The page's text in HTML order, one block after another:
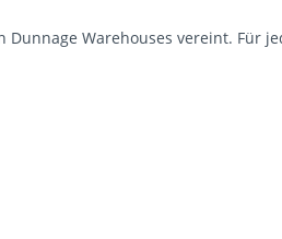
Warehouses vereint. Für